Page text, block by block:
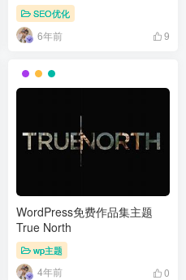
SEO优化
6年前 9
WordPress免费作品集主题
True North
wp主题
4年前 0